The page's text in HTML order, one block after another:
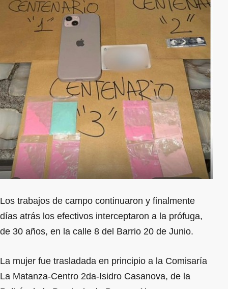
Los trabajos de campo continuaron y finalmente
días atrás los efectivos interceptaron a la prófuga,
de 30 años, en la calle 8 del Barrio 20 de Junio.
La mujer fue trasladada en principio a la Comisaría
La Matanza-Centro 2da-Isidro Casanova, de la